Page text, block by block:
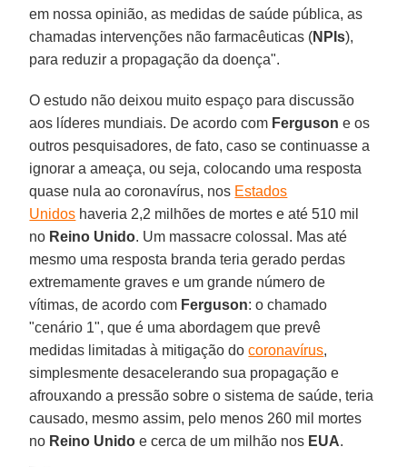
em nossa opinião, as medidas de saúde pública, as
chamadas intervenções não farmacêuticas (NPIs),
para reduzir a propagação da doença".
O estudo não deixou muito espaço para discussão
aos líderes mundiais. De acordo com Ferguson e os
outros pesquisadores, de fato, caso se continuasse a
ignorar a ameaça, ou seja, colocando uma resposta
quase nula ao coronavírus, nos Estados
Unidos haveria 2,2 milhões de mortes e até 510 mil
no Reino Unido. Um massacre colossal. Mas até
mesmo uma resposta branda teria gerado perdas
extremamente graves e um grande número de
vítimas, de acordo com Ferguson: o chamado
"cenário 1", que é uma abordagem que prevê
medidas limitadas à mitigação docoronavírus,
simplesmente desacelerando sua propagação e
afrouxando a pressão sobre o sistema de saúde, teria
causado, mesmo assim, pelo menos 260 mil mortes
no Reino Unido e cerca de um milhão nos EUA.